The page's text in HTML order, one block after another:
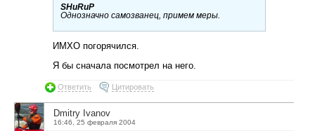
SHuRuP
Однозначно самозванец, примем меры.
ИМХО погорячился.
Я бы сначала посмотрел на него.
Ответить Цитировать
Dmitry Ivanov
16:46, 25 февраля 2004